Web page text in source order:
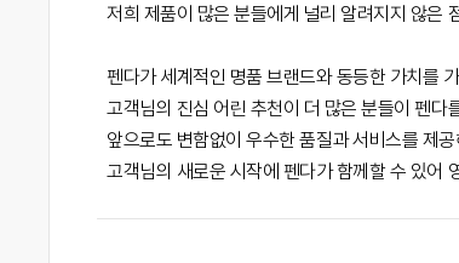
저희 제품이 많은 분들에게 널리 알려지지 않은
펜다가 세계적인 명품 브랜드와 동등한 가치를
고객님의 진심 어린 추천이 더 많은 분들이 펜다
앞으로도 변함없이 우수한 품질과 서비스를 제
고객님의 새로운 시작에 펜다가 함께할 수 있어